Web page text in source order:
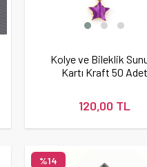
Kolye ve Bileklik
Kartı Kraft 50 Adet
120,00 TL
%14